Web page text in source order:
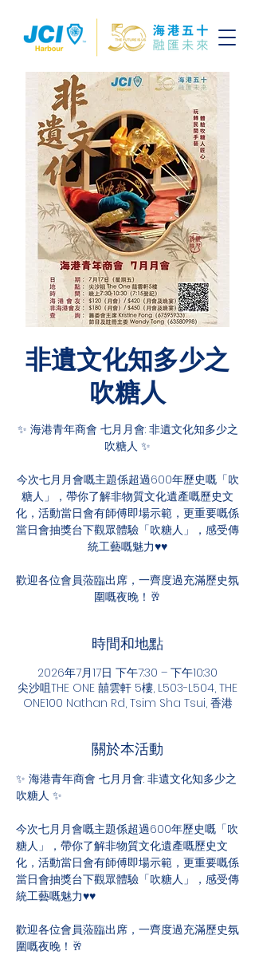
非遺文化知多少之
吹糖人
✨ 海港青年商會 七月月會: 非遺文化知多少之
吹糖人 ✨
今次七月月會嘅主題係超過600年歷史嘅「吹
糖人」，帶你了解非物質文化遺產嘅歷史文
化，活動當日會有師傅即場示範，更重要嘅係
當日會抽獎台下觀眾體驗「吹糖人」，感受傳
統工藝嘅魅力♥️♥️
歡迎各位會員蒞臨出席，一齊度過充滿歷史氛
圍嘅夜晚！🥂
時間和地點
2026年7月17日 下午7:30 – 下午10:30
尖沙咀THE ONE 囍雲軒 5樓, L503-L504, THE
ONE100 Nathan Rd, Tsim Sha Tsui, 香港
關於本活動
✨ 海港青年商會 七月月會: 非遺文化知多少之
吹糖人 ✨
今次七月月會嘅主題係超過600年歷史嘅「吹
糖人」，帶你了解非物質文化遺產嘅歷史文
化，活動當日會有師傅即場示範，更重要嘅係
當日會抽獎台下觀眾體驗「吹糖人」，感受傳
統工藝嘅魅力♥️♥️
歡迎各位會員蒞臨出席，一齊度過充滿歷史氛
圍嘅夜晚！🥂